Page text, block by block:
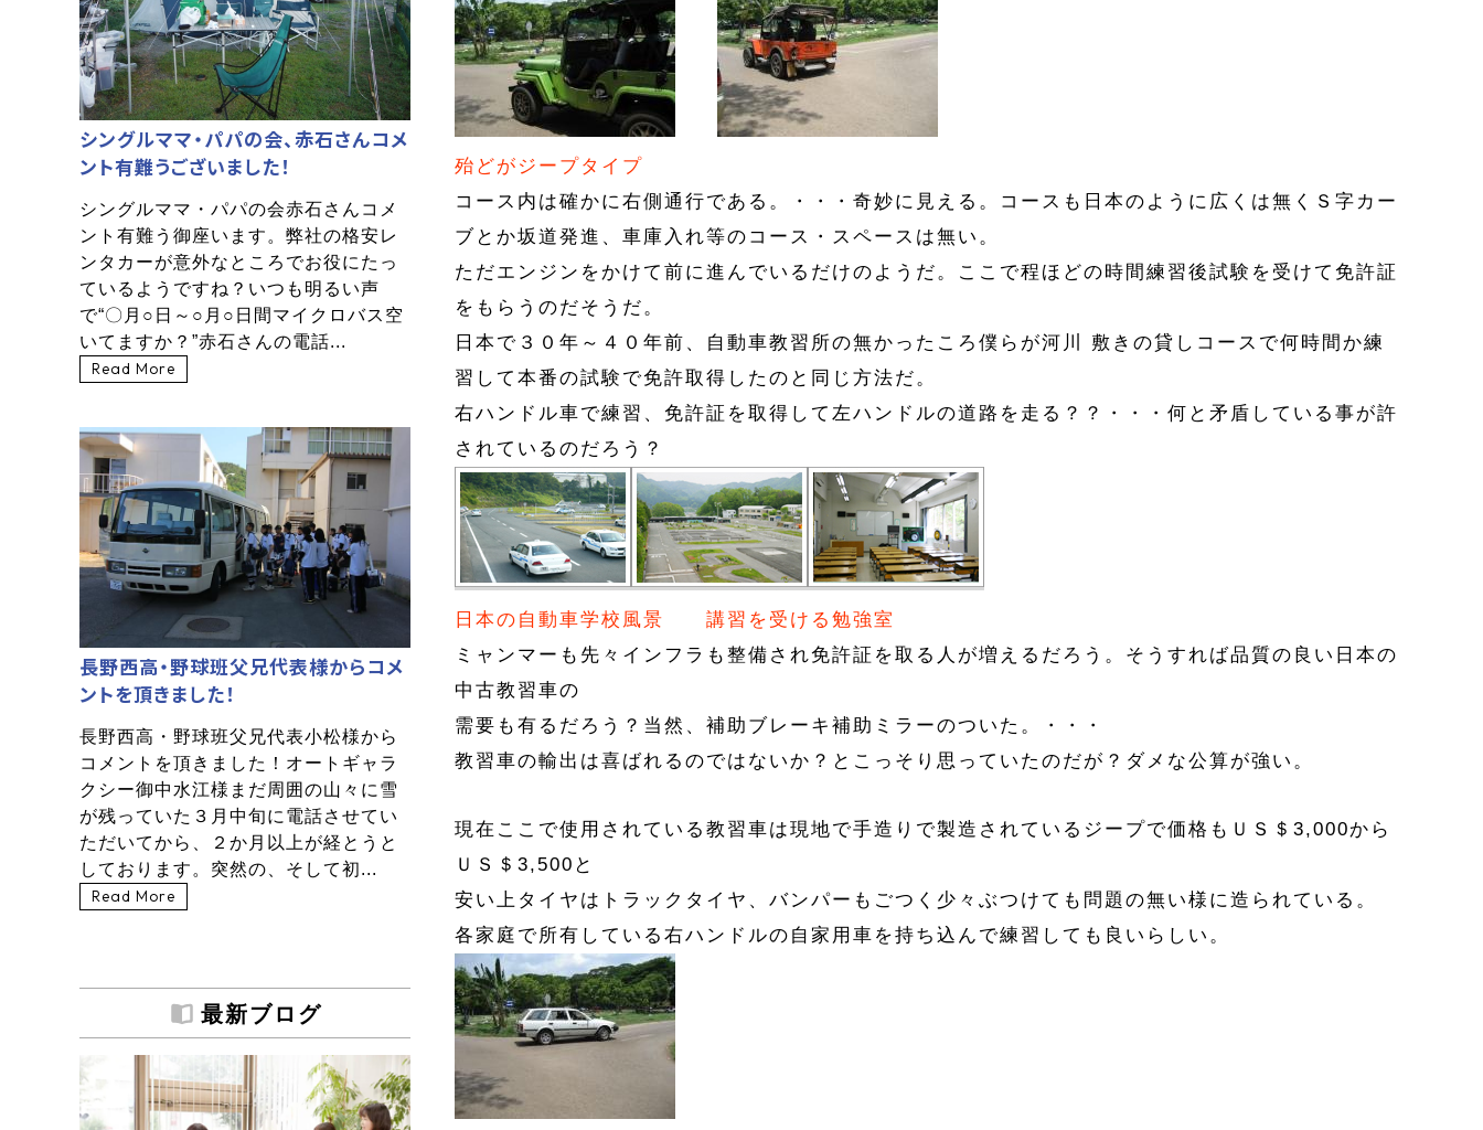
殆どがジープタイプ
コース内は確かに右側通行である。・・・奇妙に見える。コースも日本のように広くは無くＳ字カー
ブとか坂道発進、車庫入れ等のコース・スペースは無い。
ただエンジンをかけて前に進んでいるだけのようだ。ここで程ほどの時間練習後試験を受けて免許証
をもらうのだそうだ。
日本で３０年～４０年前、自動車教習所の無かったころ僕らが河川 敷きの貸しコースで何時間か練
習して本番の試験で免許取得したのと同じ方法だ。
右ハンドル車で練習、免許証を取得して左ハンドルの道路を走る？？・・・何と矛盾している事が許
されているのだろう？
日本の自動車学校風景
講習を受ける勉強室
ミャンマーも先々インフラも整備され免許証を取る人が増えるだろう。そうすれば品質の良い日本の
中古教習車の
需要も有るだろう？当然、補助ブレーキ補助ミラーのついた。・・・
教習車の輸出は喜ばれるのではないか？とこっそり思っていたのだが？ダメな公算が強い。
現在ここで使用されている教習車は現地で手造りで製造されているジープで価格もＵＳ＄3,000から
ＵＳ＄3,500と
安い上タイヤはトラックタイヤ、バンパーもごつく少々ぶつけても問題の無い様に造られている。
各家庭で所有している右ハンドルの自家用車を持ち込んで練習しても良いらしい。
シングルママ・パパの会、赤石さんコメ
ント有難うございました！
シングルママ・パパの会赤石さんコメ
ント有難う御座います。弊社の格安レ
ンタカーが意外なところでお役にたっ
ているようですね？いつも明るい声
で“〇月○日～○月○日間マイクロバス空
いてますか？”赤石さんの電話...
Read More
長野西高・野球班父兄代表様からコメ
ントを頂きました！
長野西高・野球班父兄代表小松様から
コメントを頂きました！オートギャラ
クシー御中水江様まだ周囲の山々に雪
が残っていた３月中旬に電話させてい
ただいてから、２か月以上が経とうと
しております。突然の、そして初...
Read More
最新ブログ